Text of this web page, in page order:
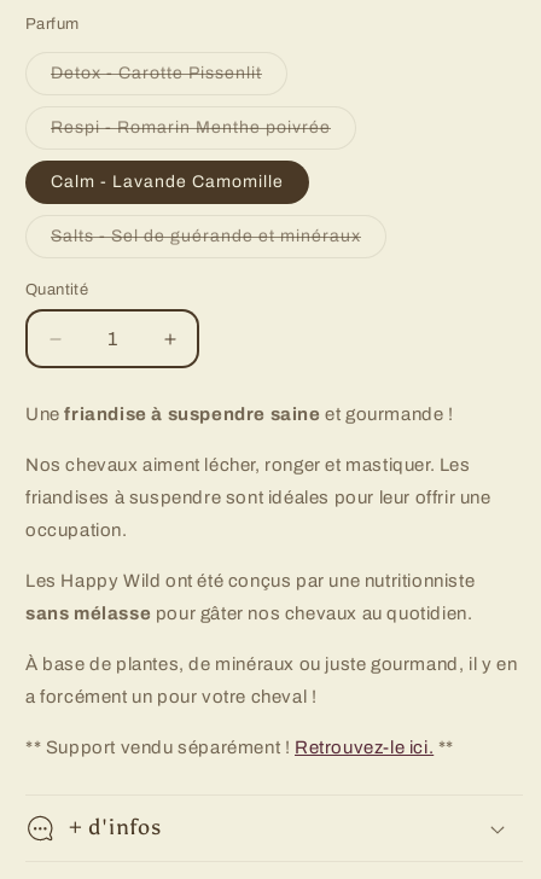
Parfum
Detox - Carotte PissenlitVariante
indisponible
Respi - Romarin Menthe poivréeVariante
Calm - Lavande Camomille
Salts - Sel de guérande et minérauxVariante
Quantité
Quantité
Réduire
la
de
Wild
de
Happy
Augmenter
la
de
Wild
de
Unefriandise à suspendre saine et gourmande !
Nos chevaux aiment lécher, ronger et mastiquer. Les
friandises à suspendre sont idéales pour leur offrir une
occupation.
Les Happy Wild ont été conçus par une nutritionniste
sans mélasse pour gâter nos chevaux au quotidien.
À base de plantes, de minéraux ou juste gourmand, il y en
a forcément un pour votre cheval !
** Support vendu séparément ! Retrouvez-le ici. **
+ d'infos